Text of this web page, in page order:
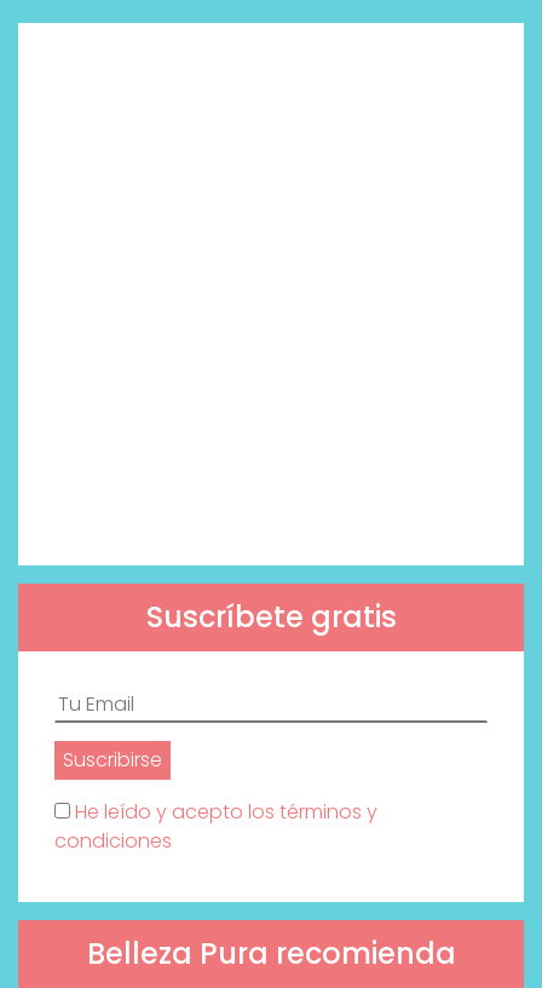
Suscríbete gratis
He leído y acepto los términos y
condiciones
Belleza Pura recomienda